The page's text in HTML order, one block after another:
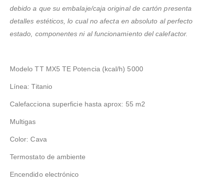
debido a que su embalaje/caja original de cartón presenta
detalles estéticos, lo cual no afecta en absoluto al perfecto
estado, componentes ni al funcionamiento del calefactor.
Modelo TT MX5 TE Potencia (kcal/h) 5000
Línea: Titanio
Calefacciona superficie hasta aprox: 55 m2
Multigas
Color: Cava
Termostato de ambiente
Encendido electrónico